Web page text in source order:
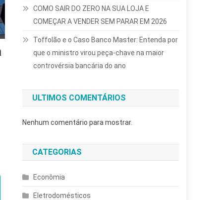
COMO SAIR DO ZERO NA SUA LOJA E
COMEÇAR A VENDER SEM PARAR EM 2026
Toffolão e o Caso Banco Master: Entenda por
que o ministro virou peça-chave na maior
controvérsia bancária do ano
ULTIMOS COMENTÁRIOS
Nenhum comentário para mostrar.
CATEGORIAS
Econômia
Eletrodomésticos